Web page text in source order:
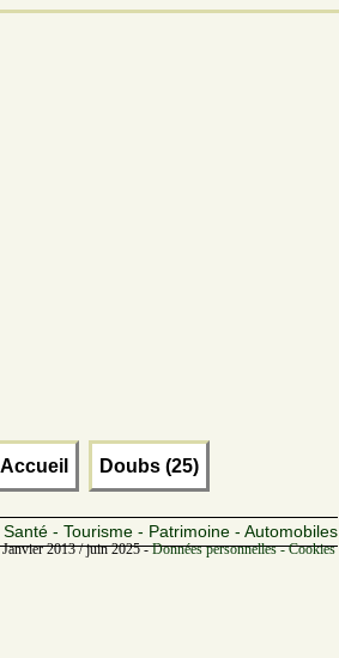
Accueil Doubs (25)
- Tourisme - Patrimoine - Automobiles
2013 / juin 2025 -Données personnelles -